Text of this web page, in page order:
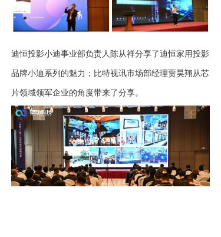
迪恒投影小迪事业部负责人陈从祥分享了迪恒家用投影
品牌小迪系列的魅力；比特视讯市场部经理贾昊翔从芯
片领域领军企业的角度带来了分享。